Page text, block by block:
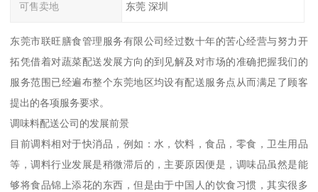
可售卖地 东莞 深圳
东莞市联旺膳食管理服务有限公司经过数十年的苦心经营与努力开
拓凭借着对蔬菜配送发展方向的到见解及对市场的准确把握我们的
服务范围已经遍布整个东莞地区均设有配送服务点从而满足了顾客
提出的各项服务要求。
调味料配送公司的发展前景
目前调料相对于快消品，例如：水，饮料，食品，零食，卫生用品
等，调料行业发展是稍微滞后的，主要原因便是，调味品虽然是能
够将食品锦上添花的东西，但是由于中国人的饮食习惯，其实很多